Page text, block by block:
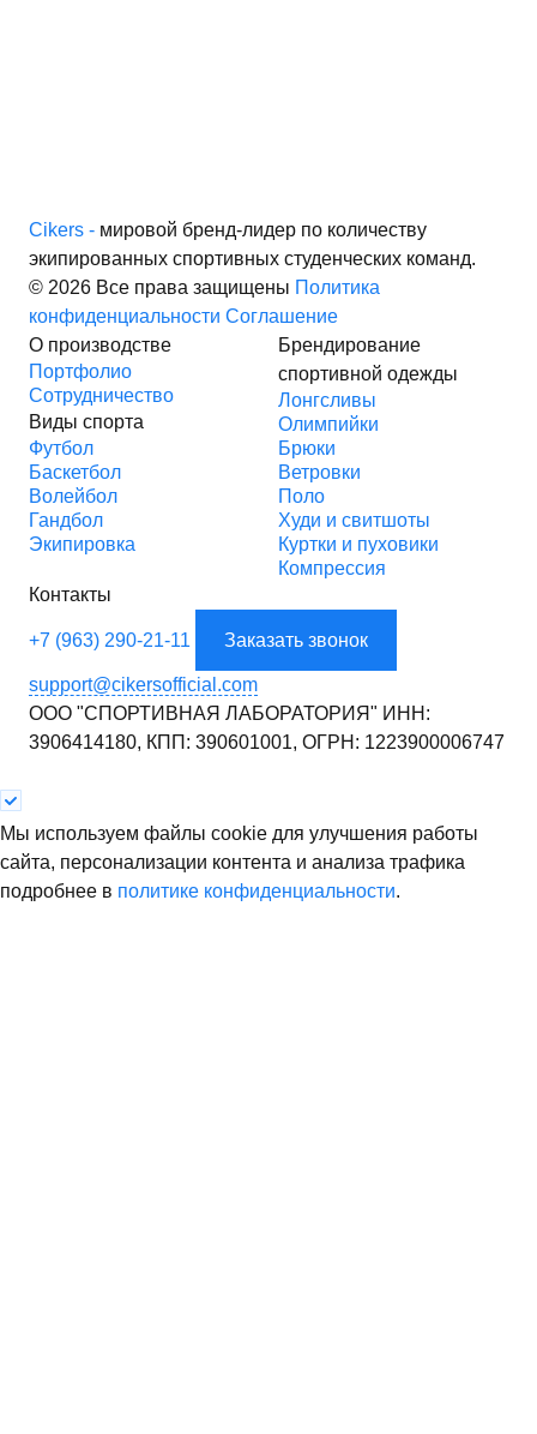
Cikers - мировой бренд-лидер по количеству
экипированных спортивных студенческих команд.
© 2026 Все права защищены Политика
конфиденциальности Соглашение
О производстве
Портфолио
Сотрудничество
Виды спорта
Футбол
Баскетбол
Волейбол
Гандбол
Экипировка
Брендирование
спортивной одежды
Лонгсливы
Олимпийки
Брюки
Ветровки
Поло
Худи и свитшоты
Куртки и пуховики
Компрессия
Контакты
+7 (963) 290-21-11 Заказать звонок
support@cikersofficial.com
ООО "СПОРТИВНАЯ ЛАБОРАТОРИЯ" ИНН:
3906414180, КПП: 390601001, ОГРН: 1223900006747
Мы используем файлы cookie для улучшения работы
сайта, персонализации контента и анализа трафика
подробнее в политике конфиденциальности.